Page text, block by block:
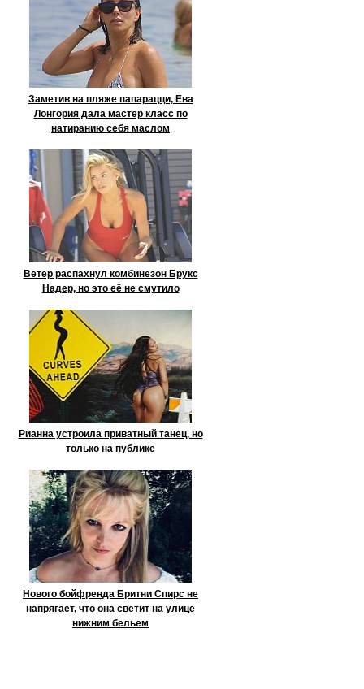
Заметив на пляже папарацци, Ева
Лонгория дала мастер класс по
натиранию себя маслом
Ветер распахнул комбинезон Брукс
Надер, но это её не смутило
Рианна устроила приватный танец, но
только на публике
Нового бойфренда Бритни Спирс не
напрягает, что она светит на улице
нижним бельем